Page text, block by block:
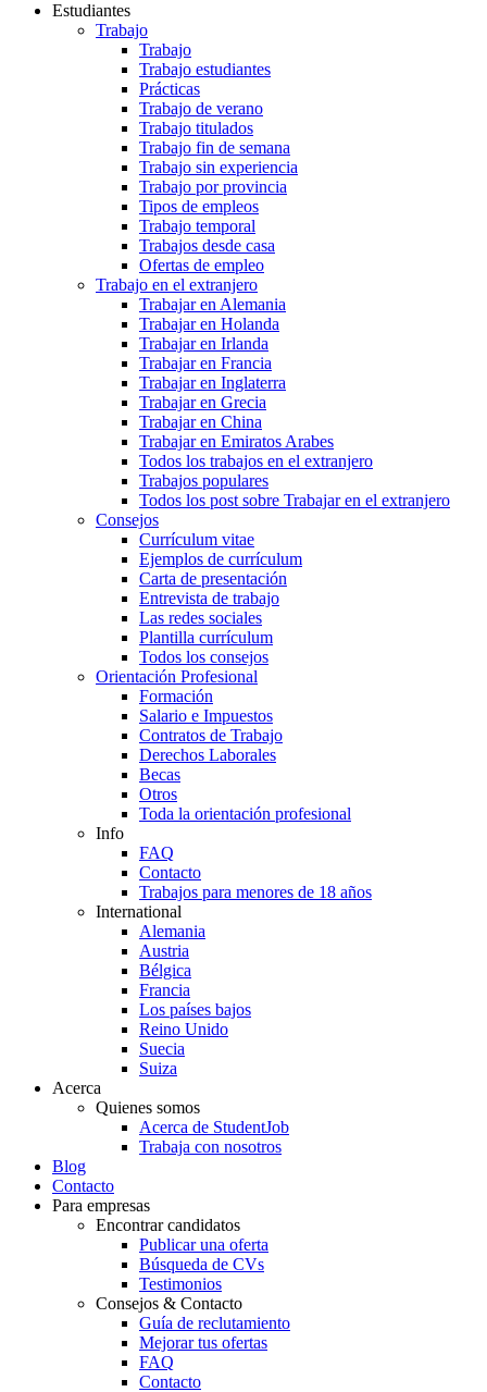
Estudiantes
Trabajo
Trabajo
Trabajo estudiantes
Prácticas
Trabajo de verano
Trabajo titulados
Trabajo fin de semana
Trabajo sin experiencia
Trabajo por provincia
Tipos de empleos
Trabajo temporal
Trabajos desde casa
Ofertas de empleo
Trabajo en el extranjero
Trabajar en Alemania
Trabajar en Holanda
Trabajar en Irlanda
Trabajar en Francia
Trabajar en Inglaterra
Trabajar en Grecia
Trabajar en China
Trabajar en Emiratos Arabes
Todos los trabajos en el extranjero
Trabajos populares
Todos los post sobre Trabajar en el extranjero
Consejos
Currículum vitae
Ejemplos de currículum
Carta de presentación
Entrevista de trabajo
Las redes sociales
Plantilla currículum
Todos los consejos
Orientación Profesional
Formación
Salario e Impuestos
Contratos de Trabajo
Derechos Laborales
Becas
Otros
Toda la orientación profesional
Info
FAQ
Contacto
Trabajos para menores de 18 años
International
Alemania
Austria
Bélgica
Francia
Los países bajos
Reino Unido
Suecia
Suiza
Acerca
Quienes somos
Acerca de StudentJob
Trabaja con nosotros
Blog
Contacto
Para empresas
Encontrar candidatos
Publicar una oferta
Búsqueda de CVs
Testimonios
Consejos & Contacto
Guía de reclutamiento
Mejorar tus ofertas
FAQ
Contacto